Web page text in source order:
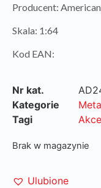
Producent:
Skala: 1:64
Kod EAN:
Nr kat.
Kategorie
Tagi
Brak w magazynie
Ulubione